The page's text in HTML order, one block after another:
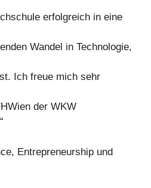
erfolgreich in eine
Wandel in Technologie,
Ich freue mich sehr
der WKW
Entrepreneurship und